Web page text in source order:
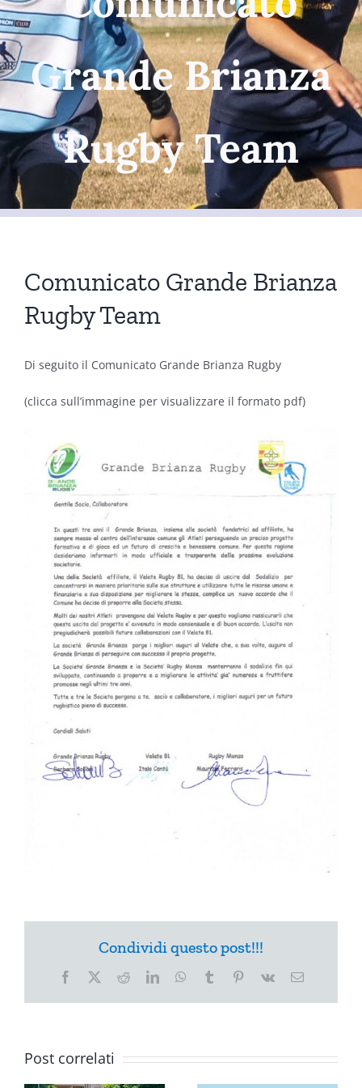
Grande Brianza
Rugby Team
Comunicato Grande Brianza
Rugby Team
Di seguito il Comunicato Grande Brianza Rugby
(clicca sull’immagine per visualizzare il formato pdf)
Condividi questo post!!!
Facebook
X RedditLinkedInWhatsApp
Tumblr Pinterest
Vk Email
Post correlati